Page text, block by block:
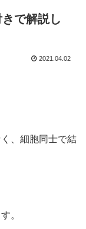
で解説し
2021.04.02
、細胞同士で結
。